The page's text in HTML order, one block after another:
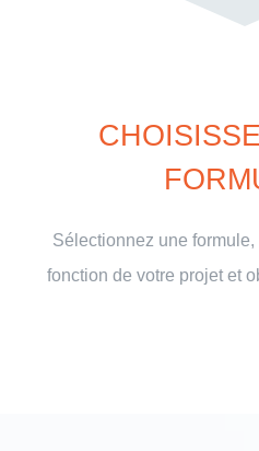
Sélectionnez une
fonction de votre projet et